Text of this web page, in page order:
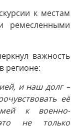
к местам
ремесленными
важность
регионе:
и наш долг –
её
к военно-
не только